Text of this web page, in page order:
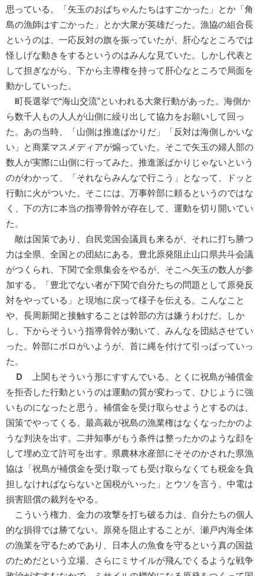
思っている。「矢玉のおばちゃんたちはすごかった」とか「角
島の漁師はすごかった」とか大衆が英雄だった。漁協の組合長
というのは、一応反対の旗を振っていたが、肝心なところでは
怪しげな動きをするというのはみんな見ていた。しかし代表と
して担ぎながら、下から主導権を持って肝心なところで局面を
動かしていった。
町長選挙で“海山交流”といわれる大衆行動があった。海側か
ら数千人もの人人が山側に繰り出して協力をお願いして回っ
た。あの当時、「山側は推進ばかりだ」「反対は海側しかいな
い」と商業マスメディアが煽っていた。そこで矢玉の婦人部の
数人が実際に山側に行ってみた。推進派ばかりじゃないという
のがわかって、「それならみんなで行こう」となって、ドッと
行動に火がついた。そこには、万事幹部に頼るというのではな
く、下の方に本当の指導骨幹が存在して、運動を切り開いてい
た。
敵は国策であり、自民党国会議員も来るが、それに打ち勝つ
力は全県、全国との団結にある。豊北原発阻止山口県共斗会議
がつくられ、下関で全県集会をやるが、そこへ矢玉の数人が参
加する。「豊北でない者が下関で自分たちの問題として原発反
対をやっている」と現地に戻って様子を伝える。こんなこと
や、長周新聞と接触することは幹部の方は嫌うわけだ。しか
し、下からそういう指導骨幹が動いて、みんなを団結させてい
った。幹部にボロがいようが、首に縄を付けて引っぱっていっ
た。
Ｄ
上関もそういう形にすすんでいる。とくに祝島が補償金
を拒否した行動というのは運動の質が変わって、ひじょうに強
いものになったと思う。補償金を受け取らせようとするのは、
国策でやってくる。最高裁が祝島の漁業権はなくなったかのよ
うな判決を出す。二井知事がもう条件は整ったかのような顔を
して埋め立て許可を出す。県農林水産部にそそのかされた県漁
協は「祝島が補償金を受け取っても受け取らなくても税金を負
担しなければならないと国税がいった」とウソを言う。中電は
損害賠償の裁判をやる。
こういう権力、金力の攻撃を打ち破る力は、自分たちの個人
的な損得では勝てない。原発を阻止することが、瀬戸内海全体
の漁業を守るためであり、日本人の魚食を守るという真の国益
のためだという立場、さらにミサイルが飛んでくるような戦争